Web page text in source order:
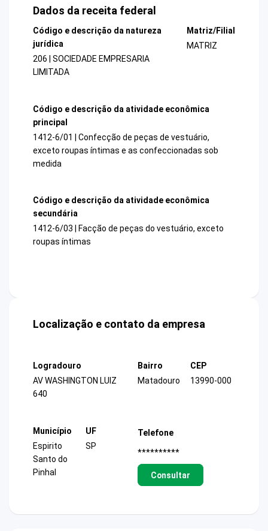
Dados da receita federal
Código e descrição da natureza
jurídica
206 | SOCIEDADE EMPRESARIA
LIMITADA
Matriz/Filial
MATRIZ
Código e descrição da atividade econômica
principal
1412-6/01 | Confecção de peças de vestuário,
exceto roupas íntimas e as confeccionadas sob
medida
Código e descrição da atividade econômica
secundária
1412-6/03 | Facção de peças do vestuário, exceto
roupas íntimas
Localização e contato da empresa
Logradouro
AV WASHINGTON LUIZ
640
Bairro
Matadouro
CEP
13990-000
Município
Espirito
Santo do
Pinhal
UF
SP
Telefone
**********
Consultar